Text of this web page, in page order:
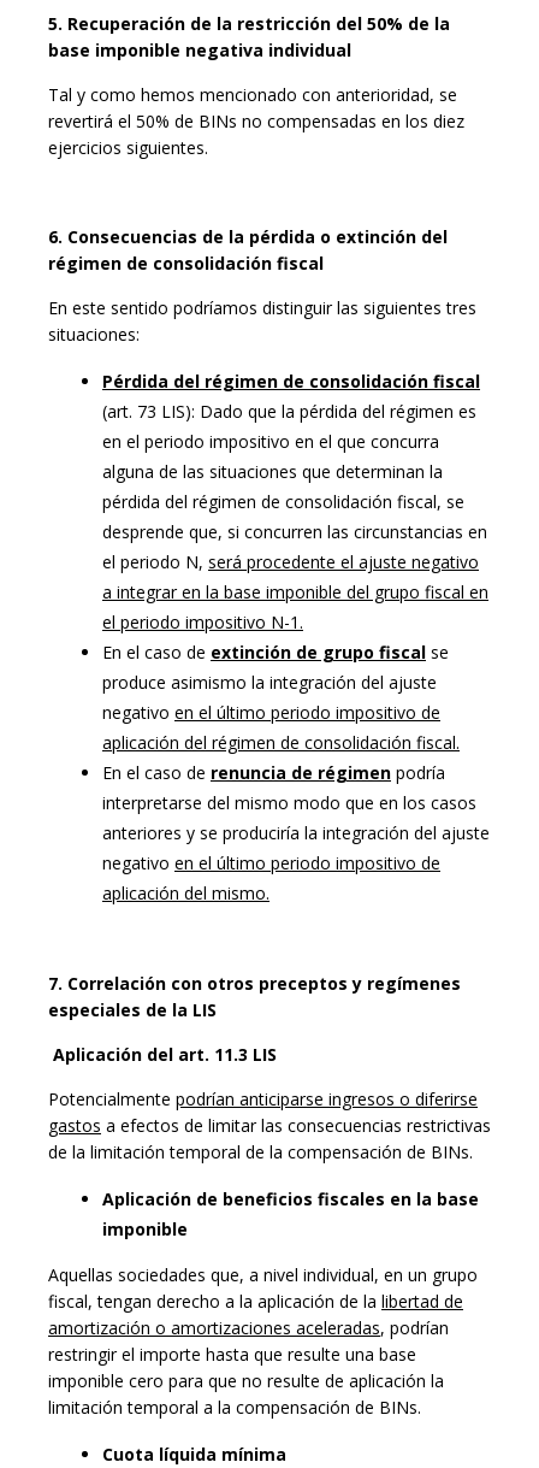
5. Recuperación de la restricción del 50% de la
base imponible negativa individual
Tal y como hemos mencionado con anterioridad, se
revertirá el 50% de BINs no compensadas en los diez
ejercicios siguientes.
6. Consecuencias de la pérdida o extinción del
régimen de consolidación fiscal
En este sentido podríamos distinguir las siguientes tres
situaciones:
Pérdida del régimen de consolidación fiscal
(art. 73 LIS): Dado que la pérdida del régimen es
en el periodo impositivo en el que concurra
alguna de las situaciones que determinan la
pérdida del régimen de consolidación fiscal, se
desprende que, si concurren las circunstancias en
el periodo N, será procedente el ajuste negativo
a integrar en la base imponible del grupo fiscal en
el periodo impositivo N-1.
En el caso de extinción de grupo fiscal se
produce asimismo la integración del ajuste
negativo en el último periodo impositivo de
aplicación del régimen de consolidación fiscal.
En el caso de renuncia de régimen podría
interpretarse del mismo modo que en los casos
anteriores y se produciría la integración del ajuste
negativo en el último periodo impositivo de
aplicación del mismo.
7. Correlación con otros preceptos y regímenes
especiales de la LIS
Aplicación del art. 11.3 LIS
Potencialmente podrían anticiparse ingresos o diferirse
gastos a efectos de limitar las consecuencias restrictivas
de la limitación temporal de la compensación de BINs.
Aplicación de beneficios fiscales en la base
imponible
Aquellas sociedades que, a nivel individual, en un grupo
fiscal, tengan derecho a la aplicación de la libertad de
amortización o amortizaciones aceleradas, podrían
restringir el importe hasta que resulte una base
imponible cero para que no resulte de aplicación la
limitación temporal a la compensación de BINs.
Cuota líquida mínima